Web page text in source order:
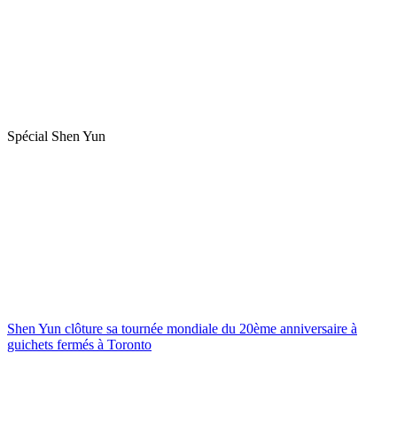
Spécial Shen Yun
Shen Yun clôture sa tournée mondiale du 20ème anniversaire à
guichets fermés à Toronto